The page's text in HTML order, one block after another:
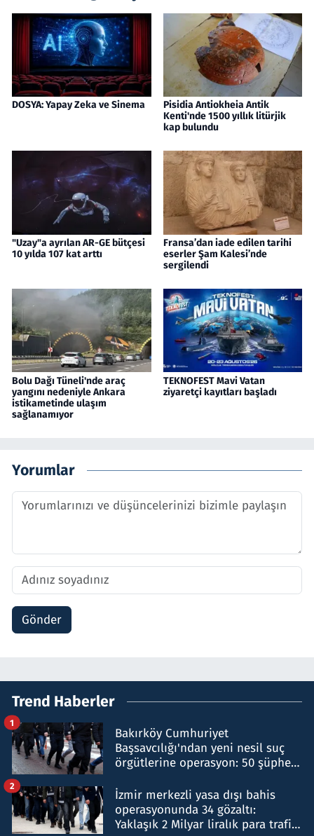
DOSYA: Yapay Zeka ve Sinema
Pisidia Antiokheia Antik
Kenti'nde 1500 yıllık litürjik
kap bulundu
"Uzay"a ayrılan AR-GE bütçesi
10 yılda 107 kat arttı
Fransa’dan iade edilen tarihi
eserler Şam Kalesi’nde
sergilendi
Bolu Dağı Tüneli'nde araç
yangını nedeniyle Ankara
istikametinde ulaşım
sağlanamıyor
TEKNOFEST Mavi Vatan
ziyaretçi kayıtları başladı
Yorumlar
Gönder
Trend Haberler
Bakırköy Cumhuriyet
Başsavcılığı'ndan yeni nesil suç
örgütlerine operasyon: 50 şüpheli
1
İzmir merkezli yasa dışı bahis
operasyonunda 34 gözaltı:
Yaklaşık 2 Milyar liralık para trafiği
2